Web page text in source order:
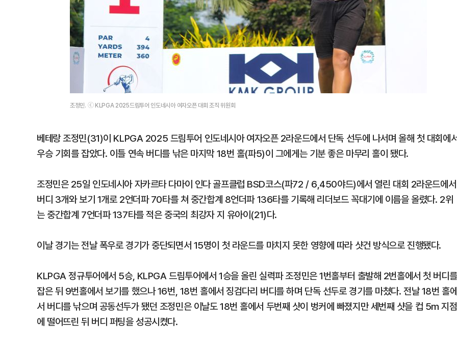
조정민. ⓒ KLPGA 2025드림투어 인도네시아 여자오픈 대회 조직 위원회
베테랑 조정민(31)이 KLPGA 2025 드림투어 인도네시아 여자오픈 2라운드에서 단독 선두에 나서며 올해 첫 대회에
우승 기회를 잡았다. 이틀 연속 버디를 낚은 마지막 18번 홀(파5)이 그에게는 기분 좋은 마무리 홀이 됐다.
조정민은 25일 인도네시아 자카르타 다마이 인다 골프클럽 BSD코스(파72 / 6,450야드)에서 열린 대회 2라운드에서
버디 3개와 보기 1개로 2언더파 70타를 쳐 중간합계 8언더파 136타를 기록해 리더보드 꼭대기에 이름을 올렸다. 2위
는 중간합계 7언더파 137타를 적은 중국의 최강자 지 유아이(21)다.
이날 경기는 전날 폭우로 경기가 중단되면서 15명이 첫 라운드를 마치지 못한 영향에 따라 샷건 방식으로 진행됐다.
KLPGA 정규투어에서 5승, KLPGA 드림투어에서 1승을 올린 실력파 조정민은 1번홀부터 출발해 2번홀에서 첫 버디를
잡은 뒤 9번홀에서 보기를 했으나 16번, 18번 홀에서 징검다리 버디를 하며 단독 선두로 경기를 마쳤다. 전날 18번 홀
서 버디를 낚으며 공동선두가 됐던 조정민은 이날도 18번 홀에서 두번째 샷이 벙커에 빠졌지만 세번째 샷을 컵 5m 지점
에 떨어뜨린 뒤 버디 퍼팅을 성공시켰다.